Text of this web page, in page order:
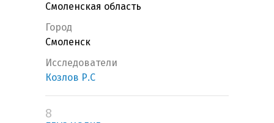
Смоленская область
Город
Смоленск
Исследователи
Козлов Р.С
8